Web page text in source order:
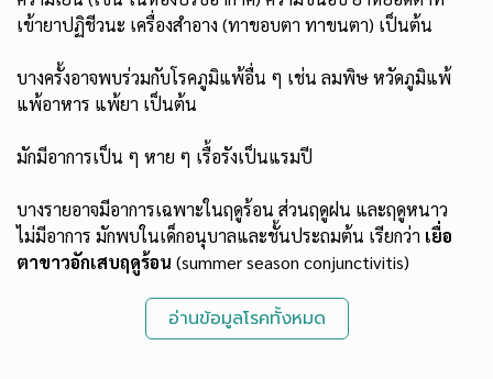
เข้ายาปฏิชีวนะ เครื่องสำอาง (ทาขอบตา ทาขนตา) เป็นต้น
บางครั้งอาจพบร่วมกับโรคภูมิแพ้อื่น ๆ เช่น ลมพิษ หวัดภูมิแพ้
แพ้อาหาร แพ้ยา เป็นต้น
มักมีอาการเป็น ๆ หาย ๆ เรื้อรังเป็นแรมปี
บางรายอาจมีอาการเฉพาะในฤดูร้อน ส่วนฤดูฝน และฤดูหนาว
ไม่มีอาการ มักพบในเด็กอนุบาลและชั้นประถมต้น เรียกว่า เยื่อ
ตาขาวอักเสบฤดูร้อน (summer season conjunctivitis)
อ่านข้อมูลโรคทั้งหมด